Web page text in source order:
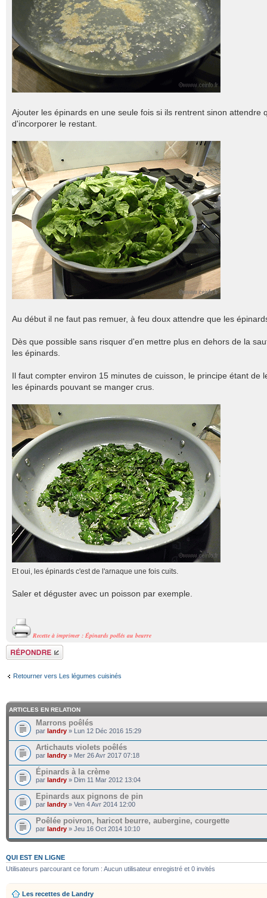
Ajouter les épinards en une seule fois si ils rentrent sinon attendre
d'incorporer le restant.
Au début il ne faut pas remuer, à feu doux attendre que les
Dès que possible sans risquer d'en mettre plus en dehors de la
les épinards.
Il faut compter environ 15 minutes de cuisson, le principe étant de
les épinards pouvant se manger crus.
Et oui, les épinards c'est de l'arnaque une fois cuits.
Saler et déguster avec un poisson par exemple.
Recette à imprimer : Épinards poêlés au beurre
Répondre
Retourner vers Les légumes cuisinés
ARTICLES EN RELATION
Marrons poêlés
par landry » Lun 12 Déc 2016 15:29
Artichauts violets poêlés
par landry » Mer 26 Avr 2017 07:18
Épinards à la crème
par landry » Dim 11 Mar 2012 13:04
Epinards aux pignons de pin
par landry » Ven 4 Avr 2014 12:00
Poêlée poivron, haricot beurre, aubergine, courgette
par landry » Jeu 16 Oct 2014 10:10
QUI EST EN LIGNE
Utilisateurs parcourant ce forum : Aucun utilisateur enregistré et 0 invités
Les recettes de Landry